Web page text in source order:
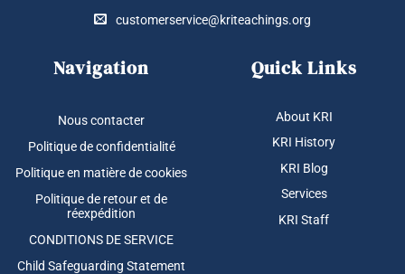
customerservice@kriteachings.org
Navigation
Nous contacter
Politique de confidentialité
Politique en matière de cookies
Politique de retour et de
réexpédition
CONDITIONS DE SERVICE
Child Safeguarding Statement
Quick Links
About KRI
KRI History
KRI Blog
Services
KRI Staff